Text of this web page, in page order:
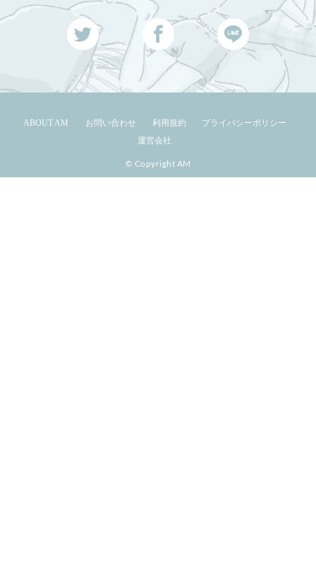
ABOUT AM お問い合わせ 利用規約
プライバシーポリシー
運営会社
© Copyright AM